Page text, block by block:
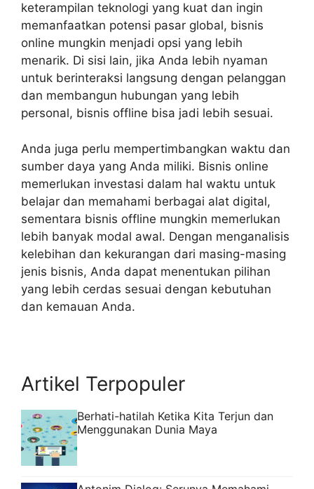
keterampilan teknologi yang kuat dan ingin
memanfaatkan potensi pasar global, bisnis
online mungkin menjadi opsi yang lebih
menarik. Di sisi lain, jika Anda lebih nyaman
untuk berinteraksi langsung dengan pelanggan
dan membangun hubungan yang lebih
personal, bisnis offline bisa jadi lebih sesuai.
Anda juga perlu mempertimbangkan waktu dan
sumber daya yang Anda miliki. Bisnis online
memerlukan investasi dalam hal waktu untuk
belajar dan memahami berbagai alat digital,
sementara bisnis offline mungkin memerlukan
lebih banyak modal awal. Dengan menganalisis
kelebihan dan kekurangan dari masing-masing
jenis bisnis, Anda dapat menentukan pilihan
yang lebih cerdas sesuai dengan kebutuhan
dan kemauan Anda.
Artikel Terpopuler
Berhati-hatilah Ketika Kita Terjun dan
Menggunakan Dunia Maya